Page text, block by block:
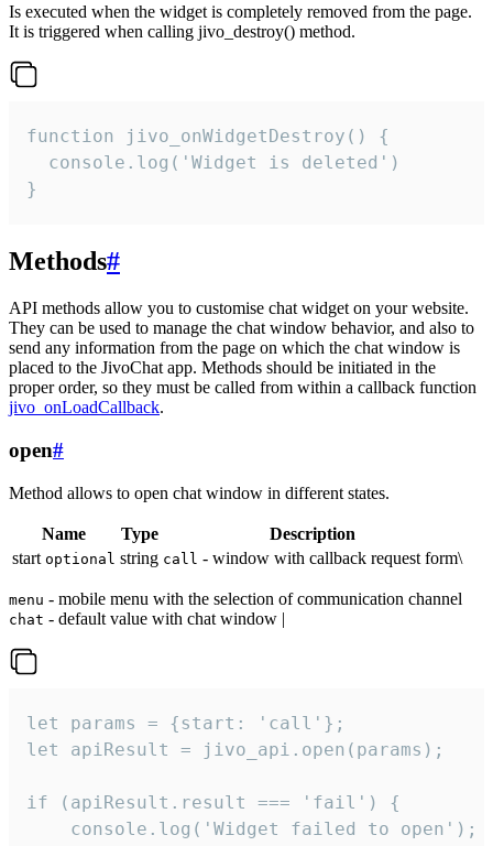
Is executed when the widget is completely removed from the page.
It is triggered when calling jivo_destroy() method.
function jivo_onWidgetDestroy() {
  console.log('Widget is deleted')
}
Methods#
API methods allow you to customise chat widget on your website.
They can be used to manage the chat window behavior, and also to
send any information from the page on which the chat window is
placed to the JivoChat app. Methods should be initiated in the
proper order, so they must be called from within a callback function
jivo_onLoadCallback.
open#
Method allows to open chat window in different states.
Name Type
Description
start optional string call - window with callback request form\
menu - mobile menu with the selection of communication channel
chat - default value with chat window |
let params = {start: 'call'};
let apiResult = jivo_api.open(params);
if (apiResult.result === 'fail') {
    console.log('Widget failed to open');